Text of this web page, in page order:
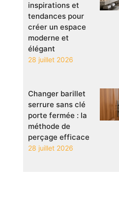
inspirations et
tendances pour
créer un espace
moderne et
élégant
28 juillet 2026
Changer barillet
serrure sans clé
porte fermée : la
méthode de
perçage efficace
28 juillet 2026